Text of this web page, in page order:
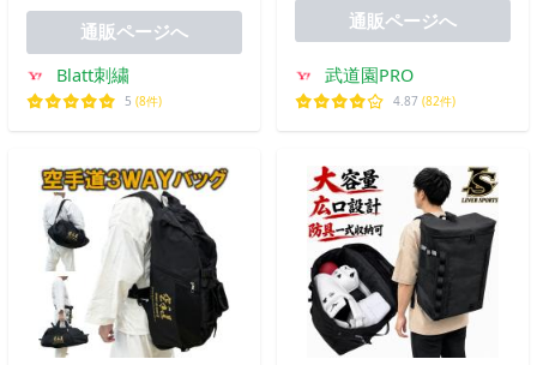
通販ページへ
Blatt刺繍
5 (8件)
通販ページへ
武道園PRO
4.87 (82件)